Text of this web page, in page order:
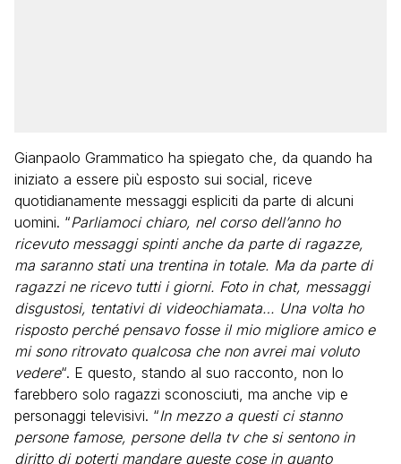
Gianpaolo Grammatico ha spiegato che, da quando ha
iniziato a essere più esposto sui social, riceve
quotidianamente messaggi espliciti da parte di alcuni
uomini. “Parliamoci chiaro, nel corso dell’anno ho
ricevuto messaggi spinti anche da parte di ragazze,
ma saranno stati una trentina in totale. Ma da parte di
ragazzi ne ricevo tutti i giorni. Foto in chat, messaggi
disgustosi, tentativi di videochiamata… Una volta ho
risposto perché pensavo fosse il mio migliore amico e
mi sono ritrovato qualcosa che non avrei mai voluto
vedere“. E questo, stando al suo racconto, non lo
farebbero solo ragazzi sconosciuti, ma anche vip e
personaggi televisivi. “In mezzo a questi ci stanno
persone famose, persone della tv che si sentono in
diritto di poterti mandare queste cose in quanto